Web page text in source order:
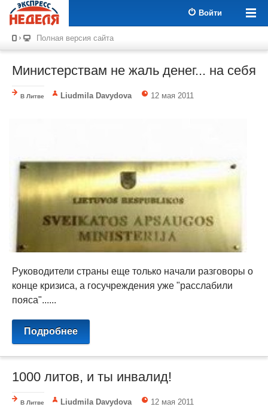
Войти
Полная версия сайта
Министерствам не жаль денег... на себя
В Литве Liudmila Davydova 12 мая 2011
Руководители страны еще только начали разговоры о
конце кризиса, а госучреждения уже "расслабили
пояса"......
Подробнее
1000 литов, и ты инвалид!
В Литве Liudmila Davydova 12 мая 2011